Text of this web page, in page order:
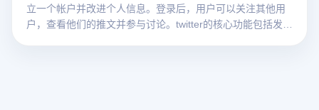
立一个帐户并改进个人信息。登录后，用户可以关注其他用
户，查看他们的推文并参与讨论。twitter的核心功能包括发布